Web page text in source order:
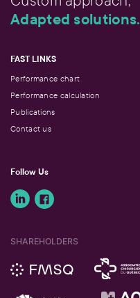
Adapted solutions.
FAST LINKS
Performance chart
Performance calculation
Publications
Contact us
Follow Us
SHAREHOLDERS